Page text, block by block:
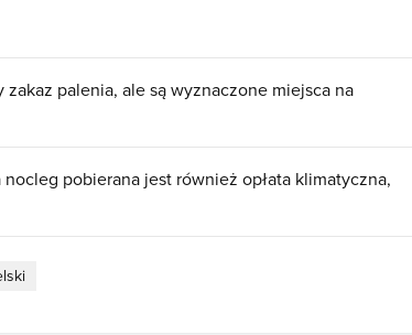
palenia, ale są wyznaczone miejsca na
pobierana jest również opłata klimatyczna